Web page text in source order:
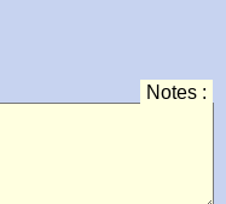
Notes :